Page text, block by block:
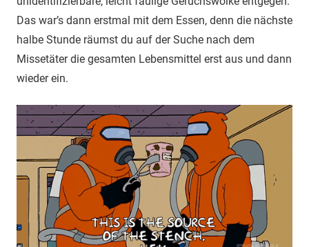
Das war’s dann erstmal mit dem Essen, denn die nächste
halbe Stunde räumst du auf der Suche nach dem
Missetäter die gesamten Lebensmittel erst aus und dann
wieder ein.